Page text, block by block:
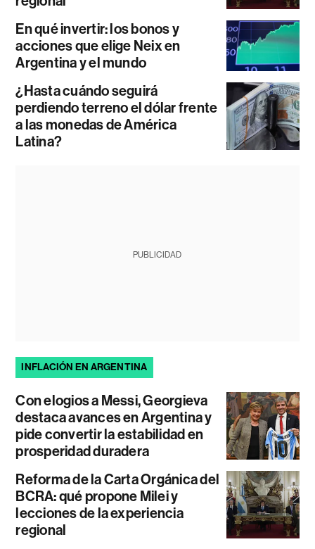
En qué invertir: los bonos y
acciones que elige Neix en
Argentina y el mundo
¿Hasta cuándo seguirá
perdiendo terreno el dólar frente
a las monedas de América
Latina?
PUBLICIDAD
INFLACIÓN EN ARGENTINA
Con elogios a Messi, Georgieva
destaca avances en Argentina y
pide convertir la estabilidad en
prosperidad duradera
Reforma de la Carta Orgánica del
BCRA: qué propone Milei y
lecciones de la experiencia
regional